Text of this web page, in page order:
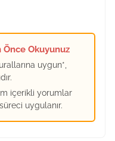
Okuyunuz
uygun*,
içerikli yorumlar
uygulanır.